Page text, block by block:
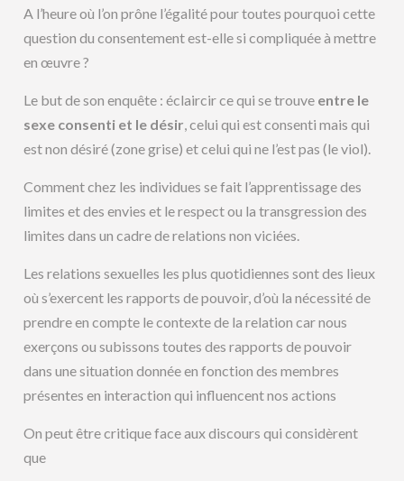
A l’heure où l’on prône l’égalité pour toutes pourquoi cette
question du consentement est-elle si compliquée à mettre
en œuvre ?
Le but de son enquête : éclaircir ce qui se trouve entre le
sexe consenti et le désir, celui qui est consenti mais qui
est non désiré (zone grise) et celui qui ne l’est pas (le viol).
Comment chez les individues se fait l’apprentissage des
limites et des envies et le respect ou la transgression des
limites dans un cadre de relations non viciées.
Les relations sexuelles les plus quotidiennes sont des lieux
où s’exercent les rapports de pouvoir, d’où la nécessité de
prendre en compte le contexte de la relation car nous
exerçons ou subissons toutes des rapports de pouvoir
dans une situation donnée en fonction des membres
présentes en interaction qui influencent nos actions
On peut être critique face aux discours qui considèrent
que